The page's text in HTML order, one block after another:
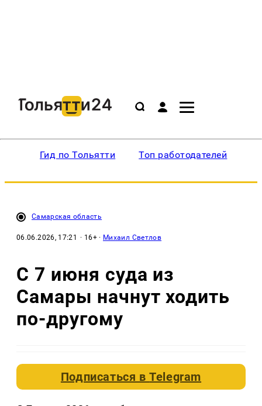
Гид по Тольятти Топ работодателей
Самарская область
06.06.2026, 17:21 · 16+ · Михаил Светлов
С 7 июня суда из
Самары начнут ходить
по-другому
Подписаться вTelegram